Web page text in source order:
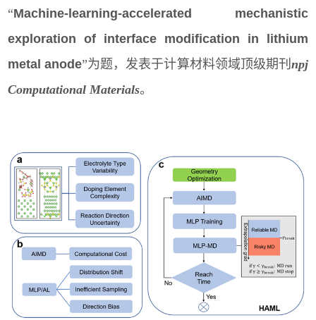
“Machine-learning-accelerated mechanistic
exploration of interface modification in lithium
metal anode”为题，发表于计算材料领域顶级期刊 npj
Computational Materials。